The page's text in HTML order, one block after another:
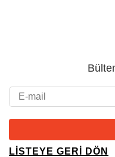
LISTEYE GERI DÖN